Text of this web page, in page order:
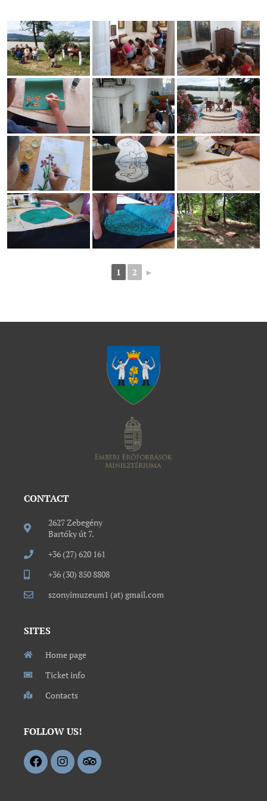
1 2 ►
CONTACT
2627 Zebegény
Bartóky út 7.
+36 (27) 620 161
+36 (30) 850 8808
szonyimuzeum1 (at) gmail.com
SITES
Home page
Ticket info
Contacts
FOLLOW US!